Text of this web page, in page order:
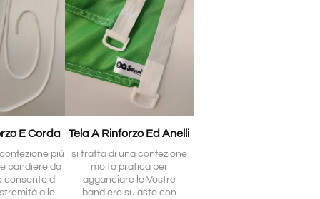
E Corda
più
bandiere da
consente di
alle
Tela A Rinforzo Ed Anelli
si tratta di una confezione
molto pratica per
agganciare le Vostre
bandiere su aste con